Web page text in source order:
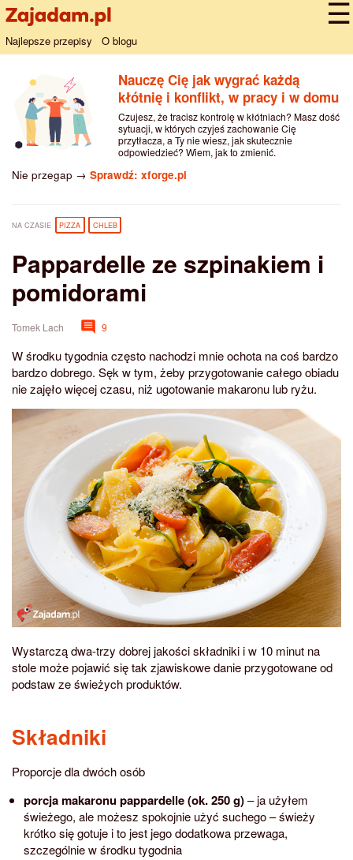
Najlepsze przepisy O blogu
Nauczę Cię jak wygrać każdą
kłótnię i konflikt, w pracy i w domu
Czujesz, że tracisz kontrolę w kłótniach? Masz dość
sytuacji, w których czyjeś zachowanie Cię
przytłacza, a Ty nie wiesz, jak skutecznie
odpowiedzieć? Wiem, jak to zmienić.
Nie przegap → Sprawdź: xforge.pl
NA CZASIE PIZZA CHLEB
Pappardelle ze szpinakiem i
pomidorami
Tomek Lach 9
W środku tygodnia często nachodzi mnie ochota na coś bardzo
bardzo dobrego. Sęk w tym, żeby przygotowanie całego obiadu
nie zajęło więcej czasu, niż ugotowanie makaronu lub ryżu.
Wystarczą dwa-trzy dobrej jakości składniki i w 10 minut na
stole może pojawić się tak zjawiskowe danie przygotowane od
podstaw ze świeżych produktów.
Składniki
Proporcje dla dwóch osób
porcja makaronu pappardelle (ok. 250 g)– ja użyłem
świeżego, ale możesz spokojnie użyć suchego – świeży
krótko się gotuje i to jest jego dodatkowa przewaga,
szczególnie w środku tygodnia